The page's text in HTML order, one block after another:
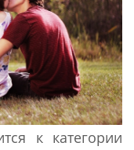
к категории